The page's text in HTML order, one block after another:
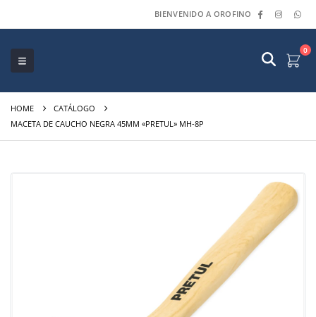
BIENVENIDO A OROFINO
0
HOME
CATÁLOGO
MACETA DE CAUCHO NEGRA 45MM «PRETUL» MH-8P